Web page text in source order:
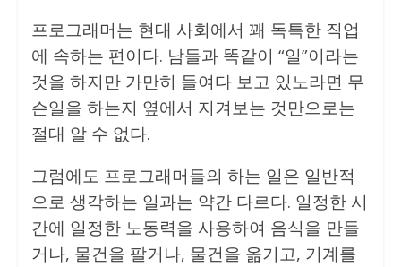
프로그래머는 현대 사회에서 꽤 독특한 직업
에 속하는 편이다. 남들과 똑같이 “일”이라는
것을 하지만 가만히 들여다 보고 있노라면 무
슨일을 하는지 옆에서 지겨보는 것만으로는
절대 알 수 없다.
그럼에도 프로그래머들의 하는 일은 일반적
으로 생각하는 일과는 약간 다르다. 일정한 시
간에 일정한 노동력을 사용하여 음식을 만들
거나, 물건을 팔거나, 물건을 옮기고, 기계를